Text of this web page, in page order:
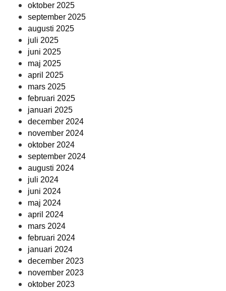
oktober 2025
september 2025
augusti 2025
juli 2025
juni 2025
maj 2025
april 2025
mars 2025
februari 2025
januari 2025
december 2024
november 2024
oktober 2024
september 2024
augusti 2024
juli 2024
juni 2024
maj 2024
april 2024
mars 2024
februari 2024
januari 2024
december 2023
november 2023
oktober 2023